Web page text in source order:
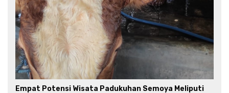
Empat Potensi Wisata Padukuhan Semoya Meliputi